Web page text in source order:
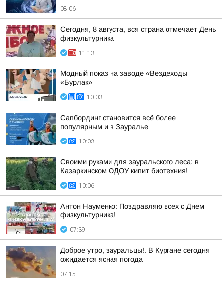
08:06
Сегодня, 8 августа, вся страна отмечает День
физкультурника
11:13
Модный показ на заводе «Вездеходы
«Бурлак»
10:03
Сапбординг становится всё более
популярным и в Зауралье
10:03
Своими руками для зауральского леса: в
Казаркинском ОДОУ кипит биотехния!
10:06
Антон Науменко: Поздравляю всех с Днем
физкультурника!
07:39
Доброе утро, зауральцы!. В Кургане сегодня
ожидается ясная погода
07:15